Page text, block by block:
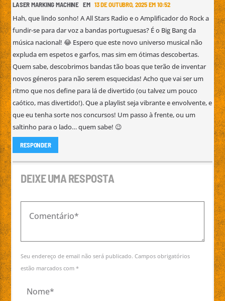
LASER MARKING MACHINE EM 13 DE OUTUBRO, 2025 EM 10:52
Hah, que lindo sonho! A All Stars Radio e o Amplificador do Rock a
fundir-se para dar voz a bandas portuguesas? É o Big Bang da
música nacional! 😂 Espero que este novo universo musical não
expluda em espetos e garfos, mas sim em ótimas descobertas.
Quem sabe, descobrimos bandas tão boas que terão de inventar
novos géneros para não serem esquecidas! Acho que vai ser um
ritmo que nos define para lá de divertido (ou talvez um pouco
caótico, mas divertido!). Que a playlist seja vibrante e envolvente, e
que eu tenha sorte nos concursos! Um passo à frente, ou um
saltinho para o lado… quem sabe! 😉
RESPONDER
DEIXE UMA RESPOSTA
Seu endereço de email não será publicado. Campos obrigatórios
estão marcados com *